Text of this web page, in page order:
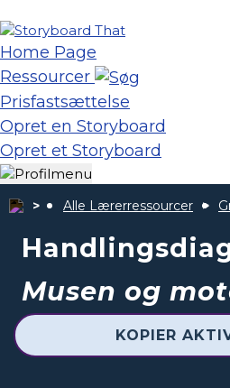
Home Page
Ressourcer
Prisfastsættelse
Opret en Storyboard
Opret et Storyboard
Alle Lærerressourcer
Musen og
KOPIER